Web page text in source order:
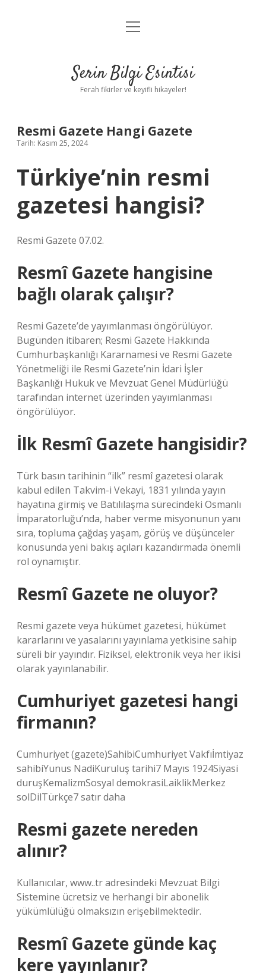
Anasayfa
Yasal Uyarı
menüyü
Serin Bilgi Esintisi
Ferah fikirler ve keyifli hikayeler!
Resmi Gazete Hangi Gazete
Tarih: Kasım 25, 2024
Türkiye’nin resmi
gazetesi hangisi?
Resmi Gazete 07.02.
Resmî Gazete hangisine
bağlı olarak çalışır?
Resmi Gazete’de yayımlanması öngörülüyor.
Bugünden itibaren; Resmi Gazete Hakkında
Cumhurbaşkanlığı Kararnamesi ve Resmi Gazete
Yönetmeliği ile Resmi Gazete’nin İdari İşler
Başkanlığı Hukuk ve Mevzuat Genel Müdürlüğü
tarafından internet üzerinden yayımlanması
öngörülüyor.
İlk Resmî Gazete hangisidir?
Türk basın tarihinin “ilk” resmî gazetesi olarak
kabul edilen Takvim-i Vekayi, 1831 yılında yayın
hayatına girmiş ve Batılılaşma sürecindeki Osmanlı
İmparatorluğu’nda, haber verme misyonunun yanı
sıra, topluma çağdaş yaşam, görüş ve düşünceler
konusunda yeni bakış açıları kazandırmada önemli
rol oynamıştır.
Resmî Gazete ne oluyor?
Resmi gazete veya hükümet gazetesi, hükümet
kararlarını ve yasalarını yayınlama yetkisine sahip
süreli bir yayındır. Fiziksel, elektronik veya her ikisi
olarak yayınlanabilir.
Cumhuriyet gazetesi hangi
firmanın?
Cumhuriyet (gazete)SahibiCumhuriyet Vakfıİmtiyaz
sahibiYunus NadiKuruluş tarihi7 Mayıs 1924Siyasi
duruşKemalizmSosyal demokrasiLaiklikMerkez
solDilTürkçe7 satır daha
Resmi gazete nereden
alınır?
Kullanıcılar, www..tr adresindeki Mevzuat Bilgi
Sistemine ücretsiz ve herhangi bir abonelik
yükümlülüğü olmaksızın erişebilmektedir.
Resmî Gazete günde kaç
kere yayınlanır?